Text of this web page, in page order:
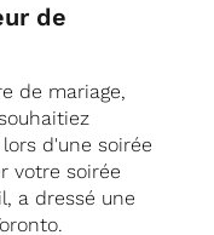
de
de mariage,
d'une soirée
votre soirée
a dressé une